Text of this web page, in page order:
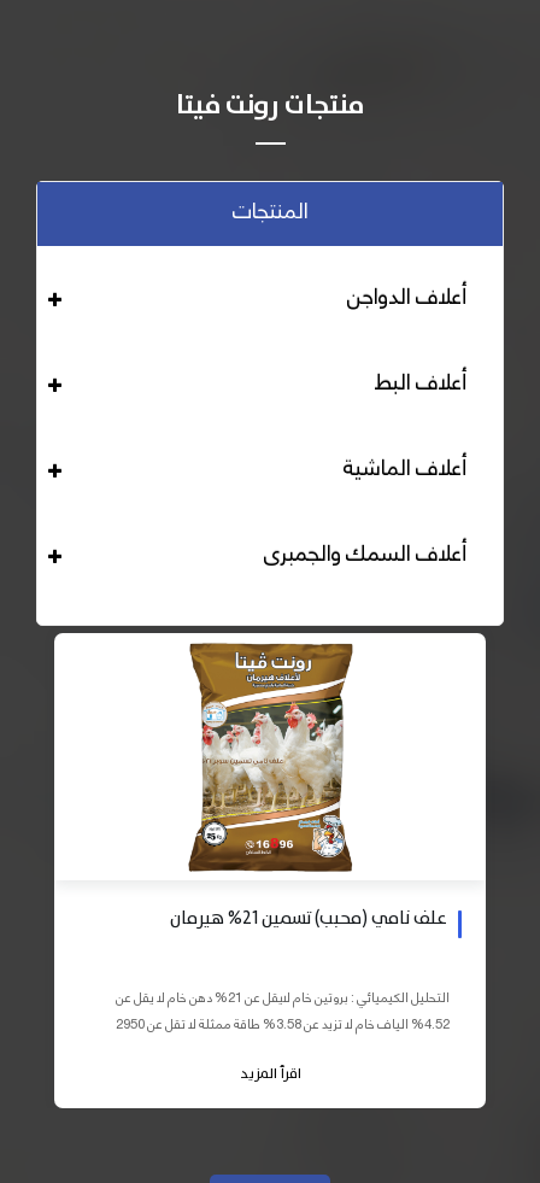
منتجات رونت فيتا
المنتجات
أعلاف الدواجن
أعلاف البط
أعلاف الماشية
أعلاف السمك والجمبرى
علف نامي (محبب) تسمين 21% هيرمان
التحليل الكيميائي : بروتين خام لايقل عن 21% دهن خام لا يقل عن
4.52% الياف خام لا تزيد عن 3.58% طاقة ممثلة لا تقل عن 2950
اقرأ المزيد